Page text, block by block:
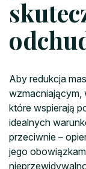
Aby redukcja
wzmacniającym,
które wspierają
idealnych
przeciwnie –
jego